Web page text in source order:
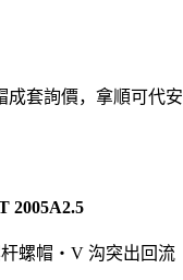
套詢價，拿順可代安
2005A2.5
螺帽・V 沟突出回流